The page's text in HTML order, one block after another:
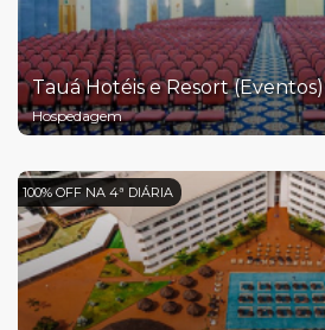
Tauá Hotéis e Resort (Eventos)
Hospedagem
100% OFF NA 4ª DIÁRIA